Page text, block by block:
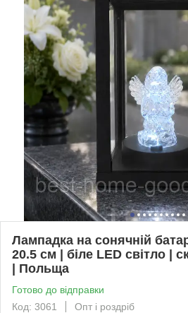
Лампадка на сонячній
20.5 см | біле LED світло |
| Польща
Готово до відправки
Код: 3061
Опт і роздріб